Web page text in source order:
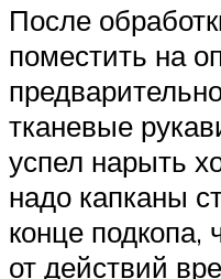
После
поместить на
тканевые
успел нарыть
надо капканы
конце подкопа,
от действий